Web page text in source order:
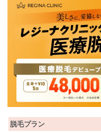
脱毛プラン